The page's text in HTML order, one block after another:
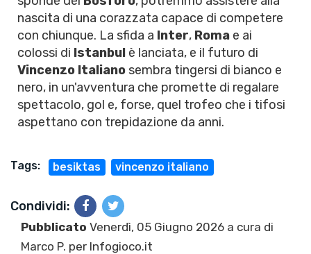
nascita di una corazzata capace di competere
con chiunque. La sfida a Inter, Roma e ai
colossi di Istanbul è lanciata, e il futuro di
Vincenzo Italiano sembra tingersi di bianco e
nero, in un'avventura che promette di regalare
spettacolo, gol e, forse, quel trofeo che i tifosi
aspettano con trepidazione da anni.
Tags: besiktas vincenzo italiano
Condividi:
Pubblicato Venerdì, 05 Giugno 2026 a cura di
Marco P. per Infogioco.it